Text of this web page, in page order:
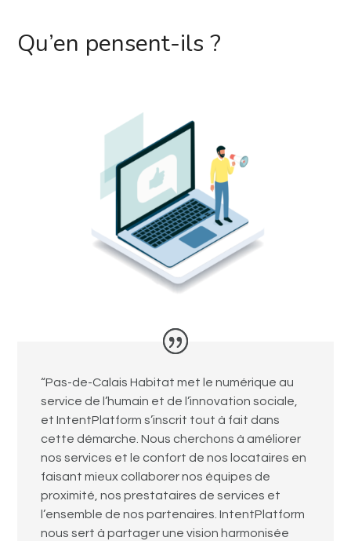
Qu’en pensent-ils ?
“Pas-de-Calais Habitat met le numérique au
service de l’humain et de l’innovation sociale,
et IntentPlatform s’inscrit tout à fait dans
cette démarche. Nous cherchons à améliorer
nos services et le confort de nos locataires en
faisant mieux collaborer nos équipes de
proximité, nos prestataires de services et
l’ensemble de nos partenaires. IntentPlatform
nous sert à partager une vision harmonisée